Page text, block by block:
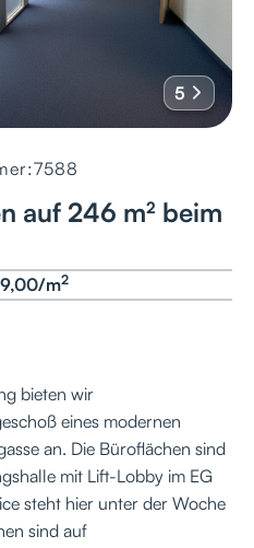
5
7588
auf 246 m² beim
/m2
bieten wir
eines modernen
an. Die Büroflächen sind
mit Lift-Lobby im EG
steht hier unter der Woche
sind auf